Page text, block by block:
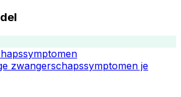
zwangerschapssymptomen je